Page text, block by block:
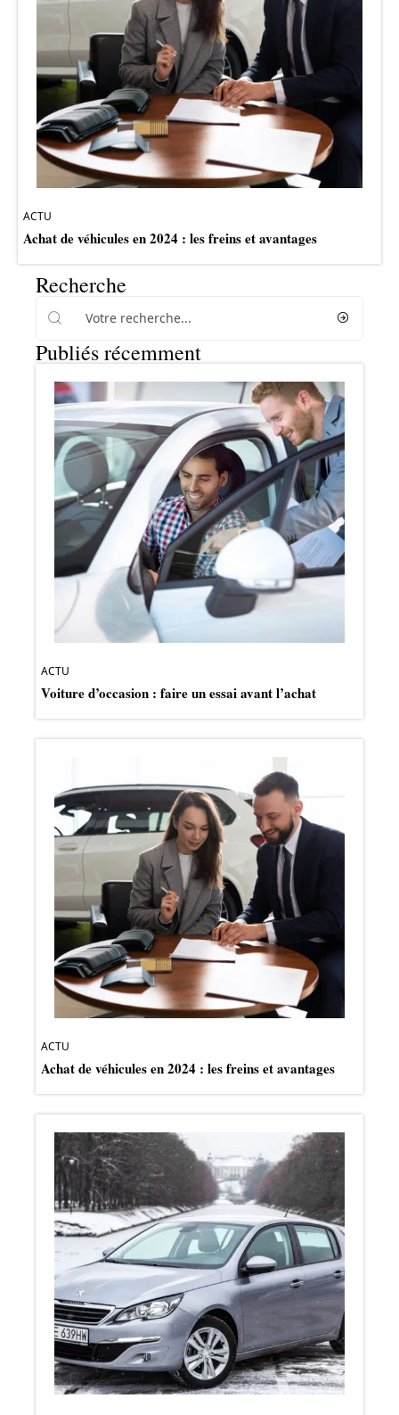
ACTU
Achat de véhicules en 2024 : les freins et avantages
Recherche
Publiés récemment
ACTU
Voiture d’occasion : faire un essai avant l’achat
ACTU
Achat de véhicules en 2024 : les freins et avantages